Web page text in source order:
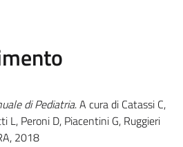
di Pediatria. A cura di Catassi C,
L, Peroni D, Piacentini G, Ruggieri
2018